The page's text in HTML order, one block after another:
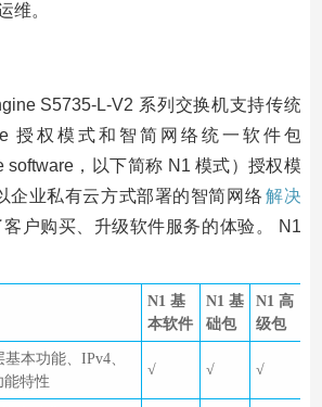
维。
S5735-L-V2 系列交换机支持传统
授权模式和智简网络统一软件包
software，以下简称 N1 模式）授权模
企业私有云方式部署的智简网络 解决
户购买、升级软件服务的体验。 N1
N1 基
本软件
N1 基
础包
N1 高
级包
本功能、IPv4、
能特性
√ √ √